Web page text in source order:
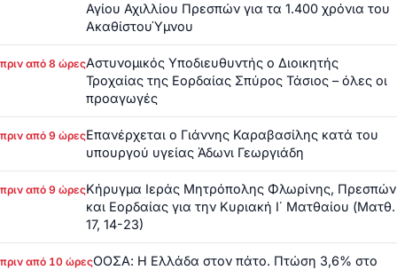
Αγίου Αχιλλίου Πρεσπών για τα 1.400 χρόνια του
ΑκαθίστουΎμνου
πριν από 8 ώρεςΑστυνομικός Υποδιευθυντής ο Διοικητής
Τροχαίας της Εορδαίας Σπύρος Τάσιος – όλες οι
προαγωγές
πριν από 9 ώρεςΕπανέρχεται ο Γιάννης Καραβασίλης κατά του
υπουργού υγείας Άδωνι Γεωργιάδη
πριν από 9 ώρεςΚήρυγμα Ιεράς Μητρόπολης Φλωρίνης, Πρεσπών
και Εορδαίας για την Κυριακή Ι΄ Ματθαίου (Ματθ.
17, 14-23)
πριν από 10 ώρεςΟΟΣΑ: Η Ελλάδα στον πάτο. Πτώση 3,6% στο